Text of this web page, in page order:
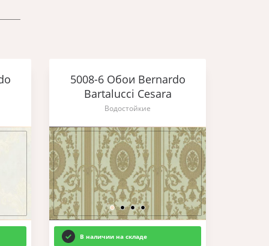
5008-6 Обои Bernardo
Bartalucci Cesara
Водостойкие
В наличии на складе